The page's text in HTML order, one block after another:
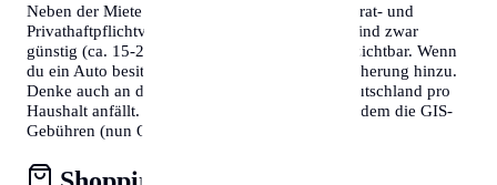
Neben der Miete solltest du Kosten für die Hausrat- und
Privathaftpflichtversicherung einplanen. Diese sind zwar
günstig (ca. 15-20€/Monat), aber absolut unverzichtbar. Wenn
du ein Auto besitzt, kommen Steuern und Versicherung hinzu.
Denke auch an den Rundfunkbeitrag, der in Deutschland pro
Haushalt anfällt. Wer in Österreich lebt, muss zudem die GIS-
Gebühren (nun ORF-Beitrag) berücksichtigen.